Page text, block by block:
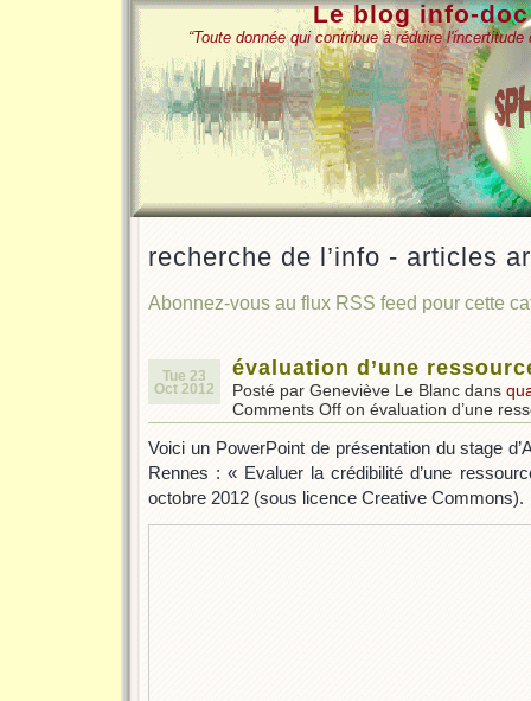
Le blog info-
“Toute donnée qui contribue à réduire
recherche de l’info - articles
Abonnez-vous au flux RSS feed pour cette
Tue 23
Oct 2012
évaluation d’une
Posté par Geneviève Le Blanc dans
Comments Off on évaluation d’une
Voici un PowerPoint de présentation du stage
Rennes : « Evaluer la crédibilité d’une
octobre 2012 (sous licence Creative Commons).